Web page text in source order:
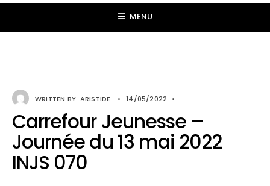
MENU
WRITTEN BY: ARISTIDE • 14/05/2022 •
Carrefour Jeunesse –
Journée du 13 mai 2022
INJS 070